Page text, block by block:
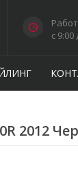
c 9:00
2012